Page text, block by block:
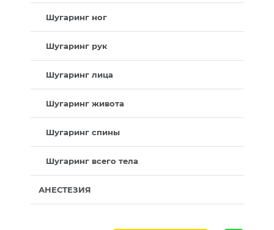
Шугаринг ног
Шугаринг рук
Шугаринг лица
Шугаринг живота
Шугаринг спины
Шугаринг всего тела
АНЕСТЕЗИЯ